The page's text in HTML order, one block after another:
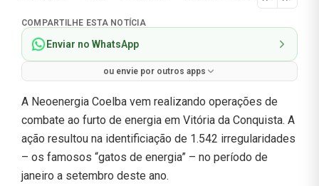
Normal
COMPARTILHE ESTA NOTÍCIA
Enviar no WhatsApp
ou envie por outros apps
A Neoenergia Coelba vem realizando operações de
combate ao furto de energia em Vitória da Conquista. A
ação resultou na identificiação de 1.542 irregularidades
– os famosos “gatos de energia” – no período de
janeiro a setembro deste ano.